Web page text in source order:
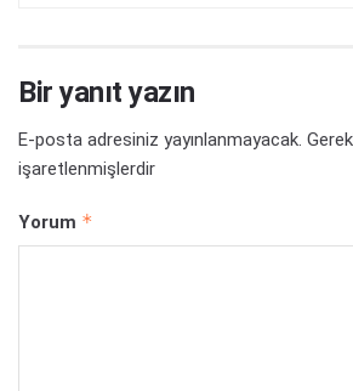
Bir yanıt yazın
E-posta adresiniz yayınlanmayacak.
işaretlenmişlerdir
Yorum *